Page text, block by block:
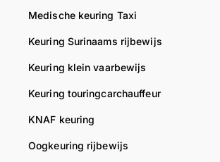
Medische keuring Taxi
Keuring Surinaams rijbewijs
Keuring klein vaarbewijs
Keuring touringcarchauffeur
KNAF keuring
Oogkeuring rijbewijs